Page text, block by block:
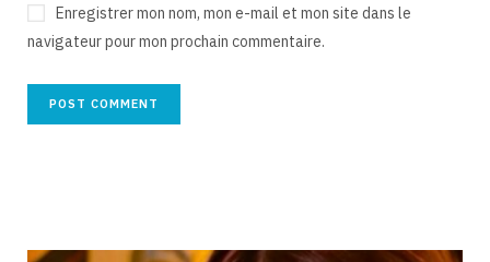
Enregistrer mon nom, mon e-mail et mon site dans le
navigateur pour mon prochain commentaire.